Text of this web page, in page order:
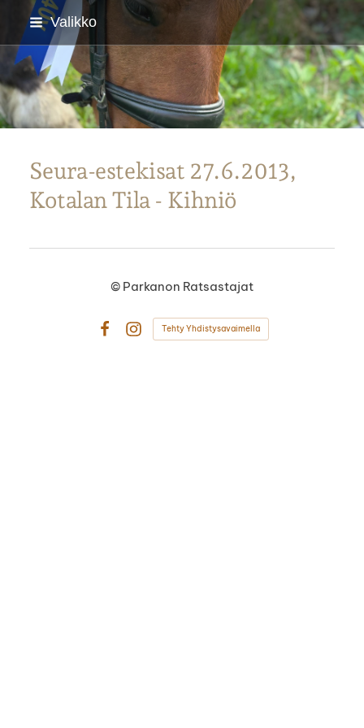
Siirry
sivun
sisältöön
Valikko
Parkanon Ratsastajat
Seura-estekisat 27.6.2013,
Kotalan Tila - Kihniö
© Parkanon Ratsastajat
Tehty Yhdistysavaimella